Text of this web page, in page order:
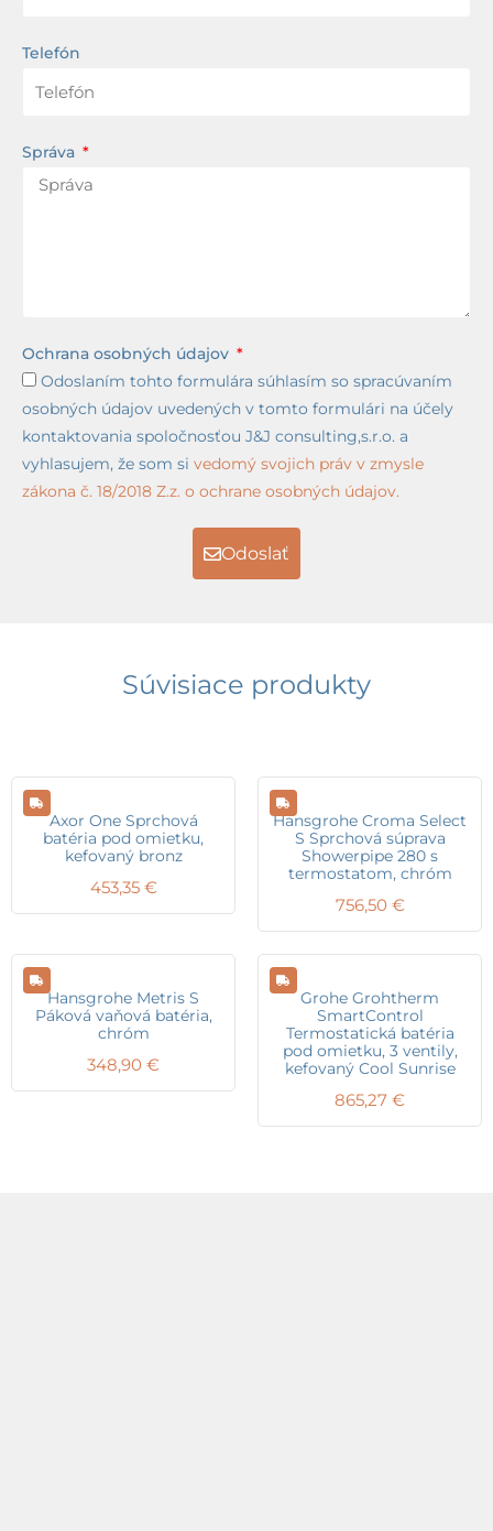
Telefón
Správa
Ochrana osobných údajov
Odoslaním tohto formulára súhlasím so spracúvaním
osobných údajov uvedených v tomto formulári na účely
kontaktovania spoločnosťou J&J consulting,s.r.o. a
vyhlasujem, že som si vedomý svojich práv v zmysle
zákona č. 18/2018 Z.z. o ochrane osobných údajov.
Odoslať
Súvisiace produkty
Axor One Sprchová
batéria pod omietku,
kefovaný bronz
453,35 €
Hansgrohe Croma Select
S Sprchová súprava
Showerpipe 280 s
termostatom, chróm
756,50 €
Hansgrohe Metris S
Páková vaňová batéria,
chróm
348,90 €
Grohe Grohtherm
SmartControl
Termostatická batéria
pod omietku, 3 ventily,
kefovaný Cool Sunrise
865,27 €